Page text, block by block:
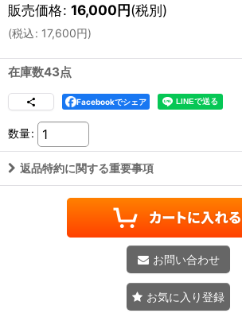
販売価格: 16,000円(税別)
(税込: 17,600円)
在庫数43点
Facebookでシェア
数量:
返品特約に関する重要事項
お問い合わせ
お気に入り登録